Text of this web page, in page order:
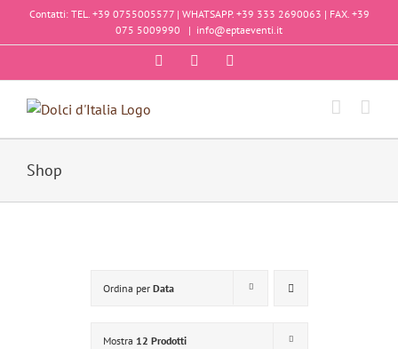
SaltaContatti: TEL. +39 0755005577 | WHATSAPP. +39 333 2690063 | FAX. +39
075 5009990
| info@eptaeventi.it
FacebookInstagram
Shop
Ordina per Data
Mostra 12 Prodotti